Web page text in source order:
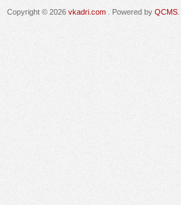
Copyright © 2026 vkadri.com . Powered by QCMS